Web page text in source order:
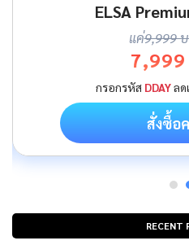
RECENT
ELSA
แค่9,999
กรอกรหัส DDAYลด
สั่งซื้อ